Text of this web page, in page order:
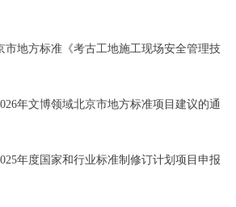
市地方标准《考古工地施工现场安全管理技
年文博领域北京市地方标准项目建议的通
年度国家和行业标准制修订计划项目申报